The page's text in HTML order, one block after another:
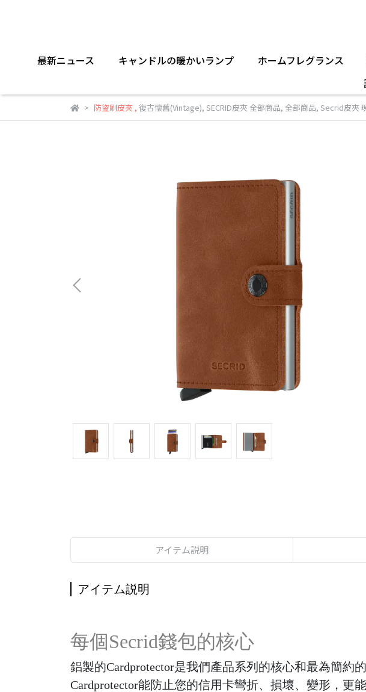
最新ニュース キャンドルの暖かいランプ ホームフレグランス
防盜刷皮夾, 復古懷舊(Vintage), SECRID皮夾 全部商品, 全部商品, Secrid皮夾
アイテム説明
アイテム説明
每個Secrid錢包的核心
鋁製的Cardprotector是我們產品系列的核心和最為簡約
Cardprotector能防止您的信用卡彎折、損壞、變形，更